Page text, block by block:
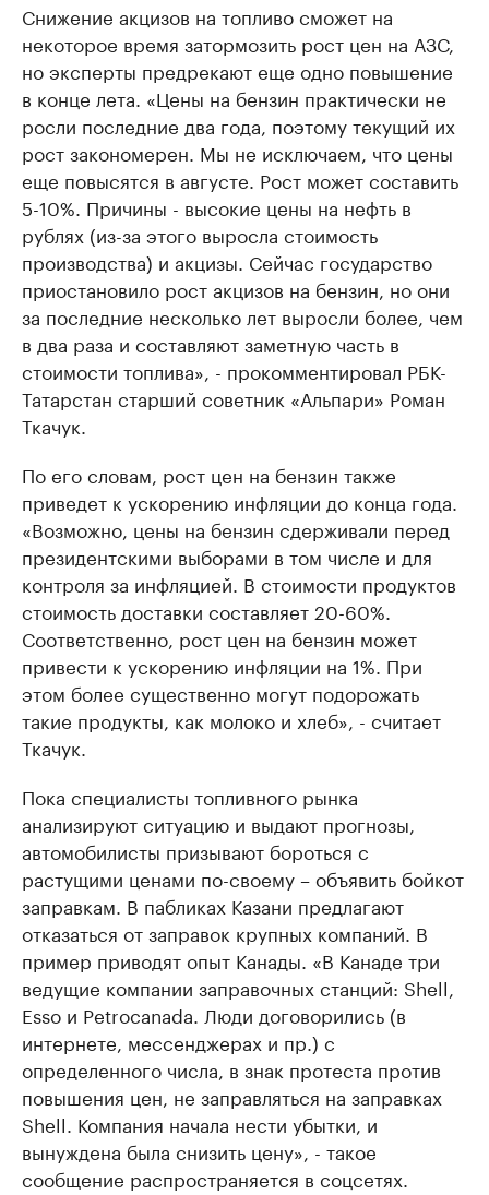
Снижение акцизов на топливо сможет на
некоторое время затормозить рост цен на АЗС,
но эксперты предрекают еще одно повышение
в конце лета. «Цены на бензин практически не
росли последние два года, поэтому текущий их
рост закономерен. Мы не исключаем, что цены
еще повысятся в августе. Рост может составить
5-10%. Причины - высокие цены на нефть в
рублях (из-за этого выросла стоимость
производства) и акцизы. Сейчас государство
приостановило рост акцизов на бензин, но они
за последние несколько лет выросли более, чем
в два раза и составляют заметную часть в
стоимости топлива», - прокомментировал РБК-
Татарстан старший советник «Альпари» Роман
Ткачук.
По его словам, рост цен на бензин также
приведет к ускорению инфляции до конца года.
«Возможно, цены на бензин сдерживали перед
президентскими выборами в том числе и для
контроля за инфляцией. В стоимости продуктов
стоимость доставки составляет 20-60%.
Соответственно, рост цен на бензин может
привести к ускорению инфляции на 1%. При
этом более существенно могут подорожать
такие продукты, как молоко и хлеб», - считает
Ткачук.
Пока специалисты топливного рынка
анализируют ситуацию и выдают прогнозы,
автомобилисты призывают бороться с
растущими ценами по-своему – объявить бойкот
заправкам. В пабликах Казани предлагают
отказаться от заправок крупных компаний. В
пример приводят опыт Канады. «В Канаде три
ведущие компании заправочных станций: Shell,
Esso и Petrocanada. Люди договорились (в
интернете, мессенджерах и пр.) с
определенного числа, в знак протеста против
повышения цен, не заправляться на заправках
Shell. Компания начала нести убытки, и
вынуждена была снизить цену», - такое
сообщение распространяется в соцсетях.